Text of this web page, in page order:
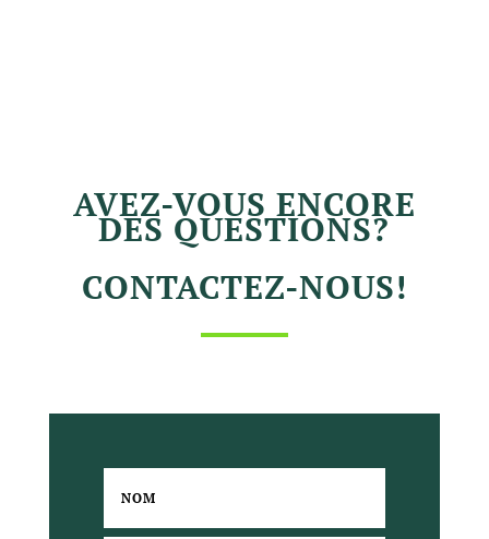
AVEZ-VOUS ENCORE
DES QUESTIONS?
CONTACTEZ-NOUS!